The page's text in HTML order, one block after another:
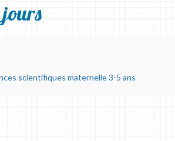
jours
scientifiques maternelle 3-5 ans